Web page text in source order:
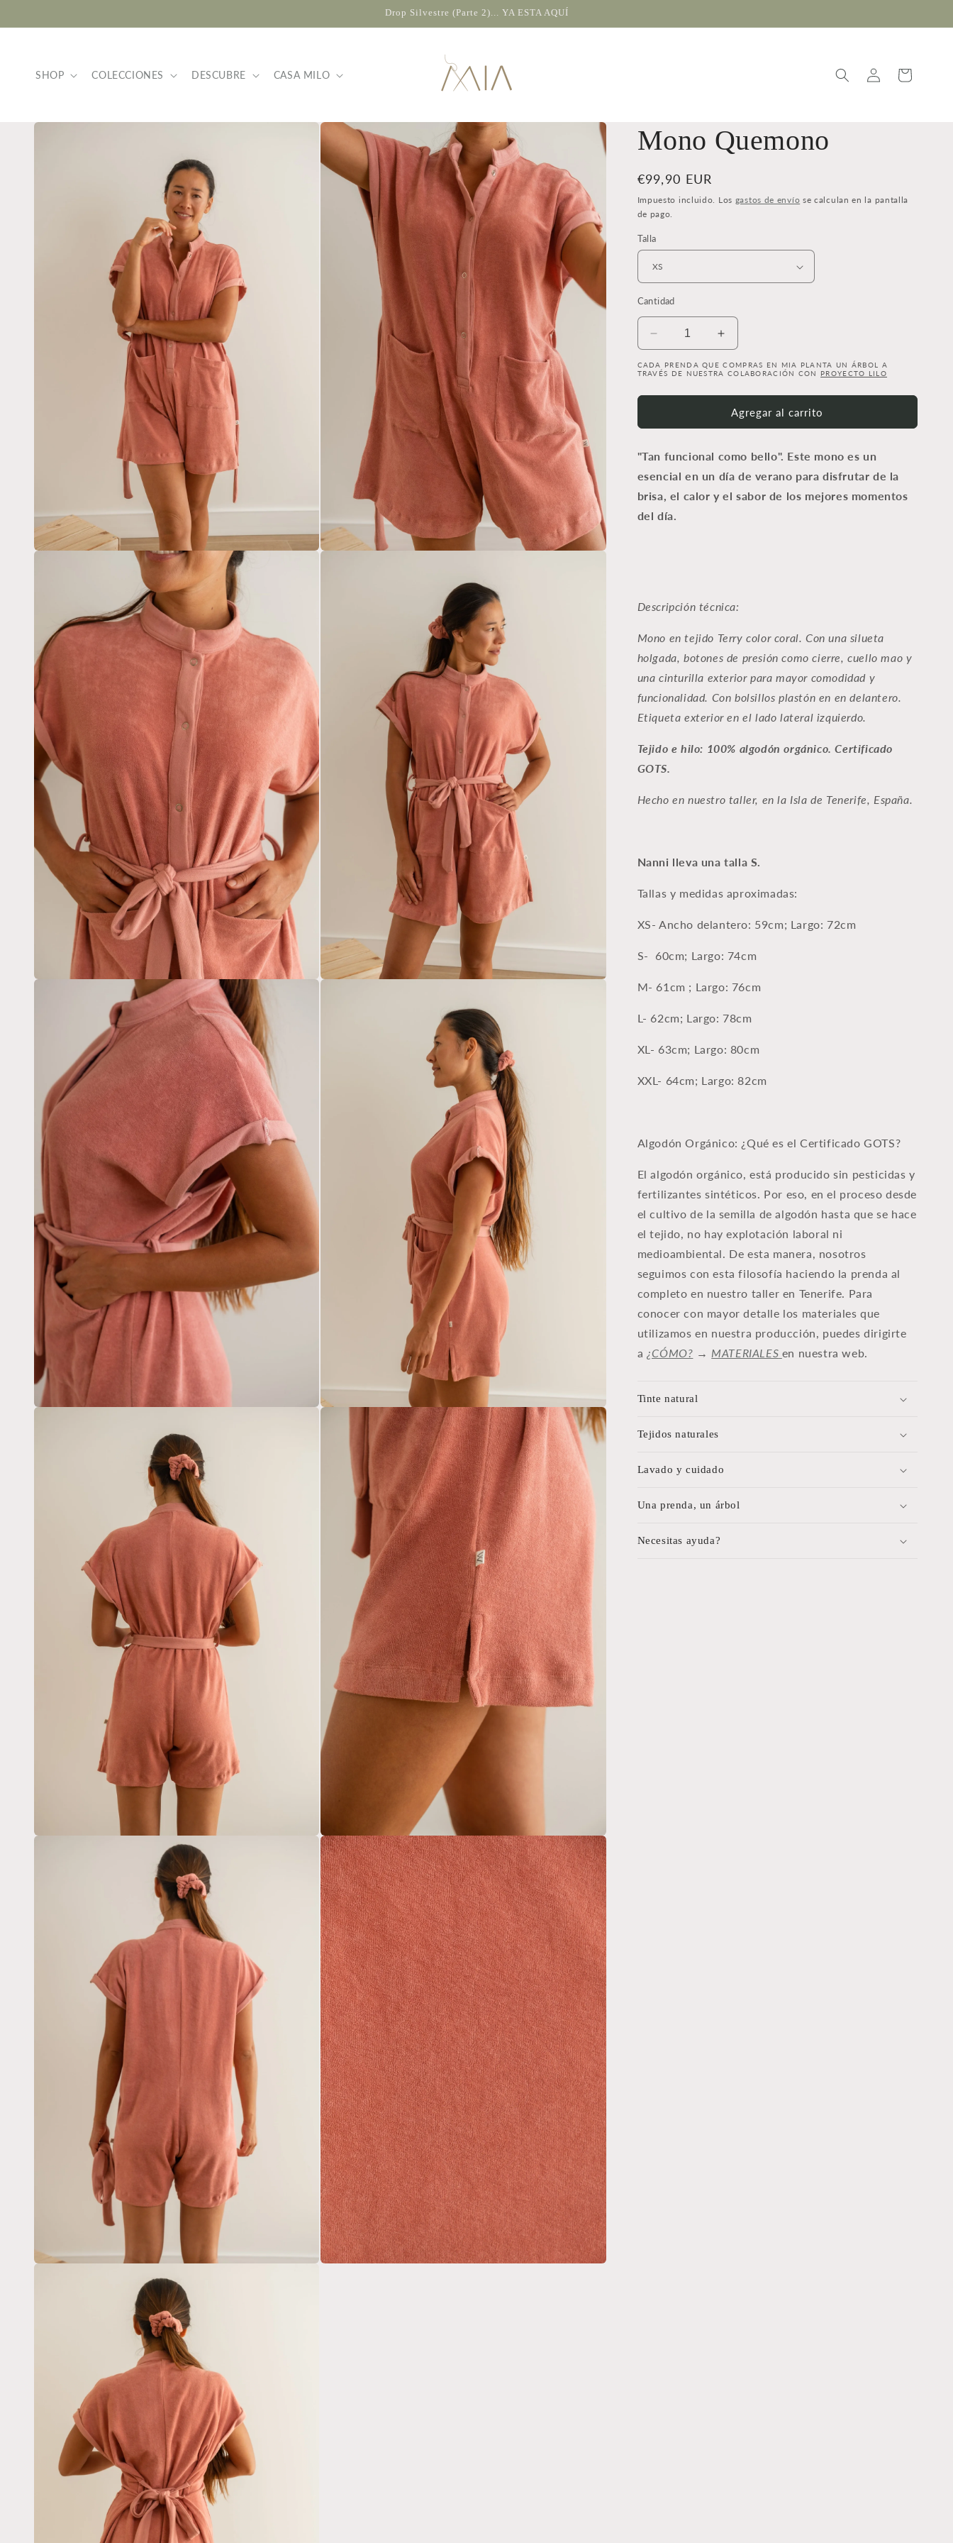
al contenido
Drop Silvestre (Parte 2)... YA ESTA AQUÍ
SHOP COLECCIONES DESCUBRE CASA MILO
Iniciar
sesión
Carrito
directamente
Mono Quemono
Precio
habitual
€99,90 EUR
Impuesto incluido. Los gastos de envío se calculan en la pantalla
de pago.
Talla
Cantidad
Reducir
cantidad
para
Quemono
Aumentar
cantidad
para
Quemono
CADA PRENDA QUE COMPRAS EN MIA PLANTA UN ÁRBOL A
TRAVÉS DE NUESTRA COLABORACIÓN CON PROYECTO LILO
Agregar al carrito
"Tan funcional como bello". Este mono es un
esencial en un día de verano para disfrutar de la
brisa, el calor y el sabor de los mejores momentos
del día.
Descripción técnica:
Mono en tejido Terry color coral. Con una silueta
holgada, botones de presión como cierre, cuello mao y
una cinturilla exterior para mayor comodidad y
funcionalidad. Con bolsillos plastón en en delantero.
Etiqueta exterior en el lado lateral izquierdo.
Tejido e hilo: 100% algodón orgánico. Certificado
GOTS.
Hecho en nuestro taller, en la Isla de Tenerife, España.
Nanni lleva una talla S.
Tallas y medidas aproximadas:
XS- Ancho delantero: 59cm; Largo: 72cm
S- 60cm; Largo: 74cm
M- 61cm ; Largo: 76cm
L- 62cm; Largo: 78cm
XL- 63cm; Largo: 80cm
XXL- 64cm; Largo: 82cm
Algodón Orgánico: ¿Qué es el Certificado GOTS?
El algodón orgánico, está producido sin pesticidas y
fertilizantes sintéticos. Por eso, en el proceso desde
el cultivo de la semilla de algodón hasta que se hace
el tejido, no hay explotación laboral ni
medioambiental. De esta manera, nosotros
seguimos con esta filosofía haciendo la prenda al
completo en nuestro taller en Tenerife. Para
conocer con mayor detalle los materiales que
utilizamos en nuestra producción, puedes dirigirte
a ¿CÓMO? → MATERIALES en nuestra web.
Tinte natural
Tejidos naturales
Lavado y cuidado
Una prenda, un árbol
Necesitas ayuda?